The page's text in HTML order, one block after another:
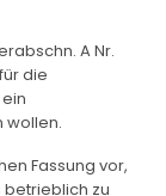
A Nr.
die
wollen.
Fassung vor,
zu